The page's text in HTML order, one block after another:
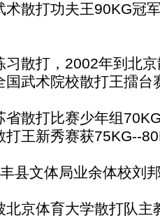
散打功夫王90KG冠
散打，2002年到北京
武术院校散打王擂台
散打比赛少年组
王新秀赛获75KG--
文体局业余体校刘
京体育大学散打队主